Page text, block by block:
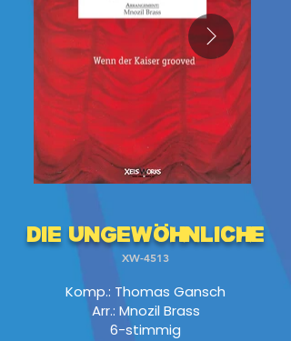
Die Ungewöhnliche
XW-4513
Komp.: Thomas Gansch
Arr.: Mnozil Brass
6-stimmig